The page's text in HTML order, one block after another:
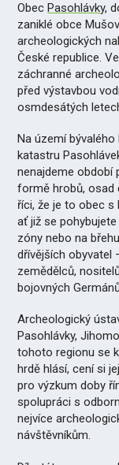
Obec Pasohlávky,
zaniklé obce
archeologických
České republice.
záchranné
před výstavbou
osmdesátých
Na území
katastru
nenajdeme období
formě hrobů, osad
říci, že je to obec s
ať již se
zóny nebo na
dřívějších obyvatel
zemědělců,
bojovných
Archeologický
Pasohlávky,
tohoto regionu se
hrdě hlásí, cení si
pro výzkum doby
spolupráci s
nejvíce
návštěvníkům.